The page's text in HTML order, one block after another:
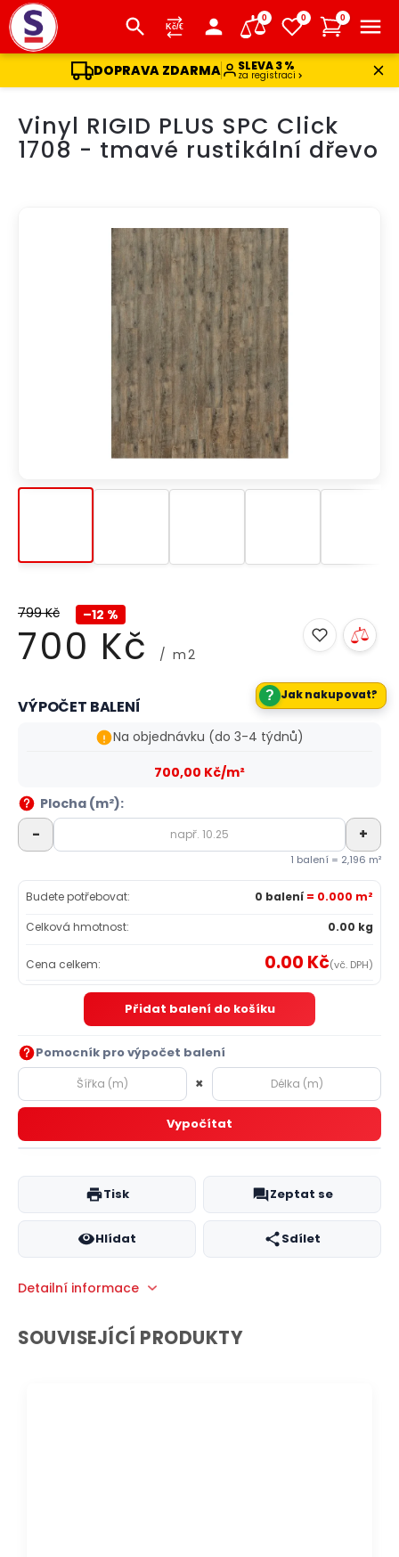
DOPRAVA ZDARMA SLEVA 3 %
za registraci
0 0 0
obsahVinyl RIGID PLUS SPC Click
1708 - tmavé rustikální dřevo
799 Kč –12 %
700 Kč / m2
Měrná
VÝPOČET BALENÍ
Na objednávku (do 3-4 týdnů)
700,00 Kč/m²
Plocha (m²):
- +
1 balení = 2,196 m²
Budete potřebovat: 0 balení = 0.000 m²
Celková hmotnost:
0.00 kg
Cena celkem: 0.00 Kč(vč. DPH)
Přidat balení do košíku
Pomocník pro výpočet balení
×
Vypočítat
? Jak nakupovat?
Tisk Zeptat se
Hlídat Sdílet
Detailní informace
SOUVISEJÍCÍ PRODUKTY